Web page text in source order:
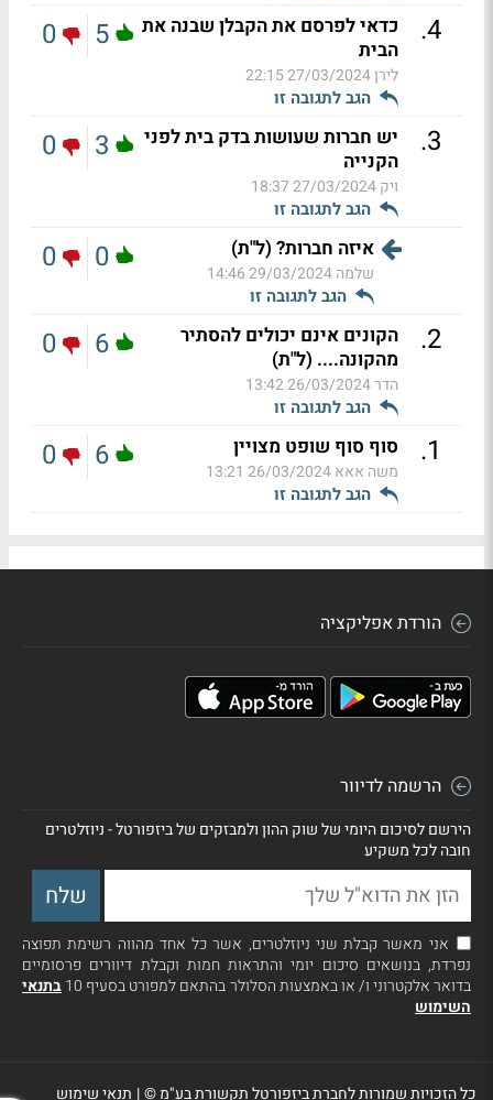
4
.
כדאי לפרסם את הקבלן שבנה את
הבית
לירן27/03/2024 22:15
הגב לתגובה זו
5
0
3
.
יש חברות שעושות בדק בית לפני
הקנייה
ויק27/03/2024 18:37
הגב לתגובה זו
3
0
איזה חברות? (ל"ת)
שלמה29/03/2024 14:46
הגב לתגובה זו
0
0
2
.
הקונים אינם יכולים להסתיר
מהקונה.... (ל"ת)
הדר26/03/2024 13:42
הגב לתגובה זו
6
0
1
. סוף סוף שופט מצויין
משה אאא26/03/2024 13:21
הגב לתגובה זו
6
0
הורדת אפליקציה
הרשמה לדיוור
הירשם לסיכום היומי של שוק ההון ולמבזקים של ביזפורטל - ניוזלטרים
חובה לכל משקיע
אני מאשר קבלת שני ניוזלטרים, אשר כל אחד מהווה רשימת תפוצה
נפרדת, בנושאים סיכום יומי והתראות חמות וקבלת דיוורים פרסומיים
בדואר אלקטרוני ו/ או באמצעות הסלולר בהתאם למפורט בסעיף 10
בתנאי
השימוש
כל הזכויות שמורות לחברת ביזפורטל תקשורת בע"מ ©| תנאי שימוש